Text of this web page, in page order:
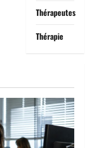
Thérapeutes
Thérapie